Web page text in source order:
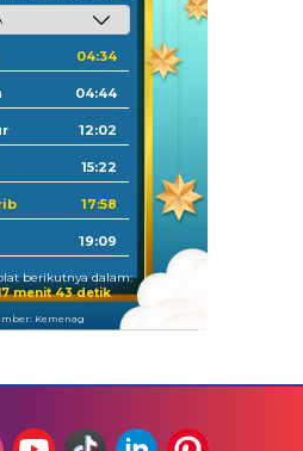
04:34
04:44
12:02
15:22
17:58
19:09
berikutnya dalam:
menit 42 detik
Kemenag